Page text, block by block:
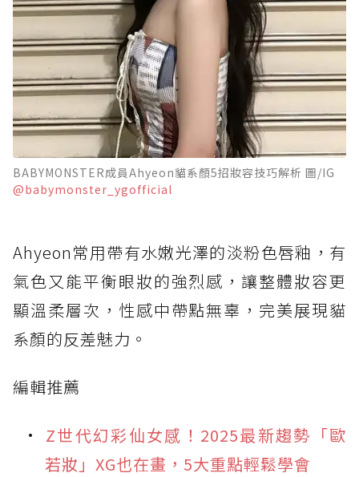
BABYMONSTER成員Ahyeon貓系顏5招妝容技巧解析 圖/IG
@babymonster_ygofficial
Ahyeon常用帶有水嫩光澤的淡粉色唇釉，有
氣色又能平衡眼妝的強烈感，讓整體妝容更
顯溫柔層次，性感中帶點無辜，完美展現貓
系顏的反差魅力。
編輯推薦
Z世代幻彩仙女感！2025最新趨勢「歐
若妝」XG也在畫，5大重點輕鬆學會